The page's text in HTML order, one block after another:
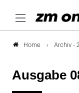
Home Archiv -
Ausgabe